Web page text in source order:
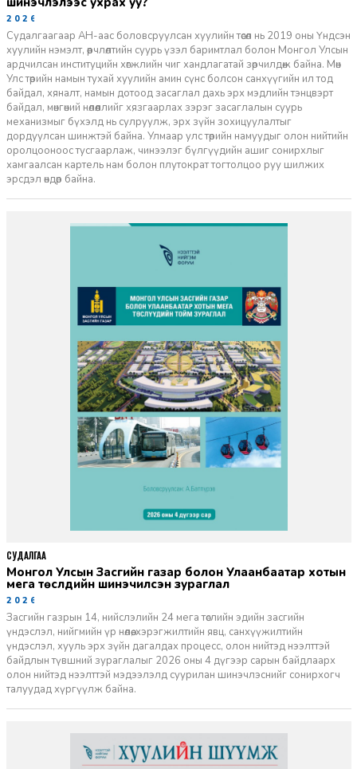
2026-07-08
Судалгаагаар АН-аас боловсруулсан хуулийн төсөл нь 2019 оны Үндсэн
хуулийн нэмэлт, өөрчлөлтийн суурь үзэл баримтлал болон Монгол Улсын
ардчилсан институцийн хөгжлийн чиг хандлагатай зөрчилдөж байна. Мөн
Улс төрийн намын тухай хуулийн амин сүнс болсон санхүүгийн ил тод
байдал, хяналт, намын дотоод засаглал дахь эрх мэдлийн тэнцвэрт
байдал, мөнгөний нөлөөллийг хязгаарлах зэрэг засаглалын суурь
механизмыг бүхэлд нь сулруулж, эрх зүйн зохицуулалтыг
дордуулсан шинжтэй байна. Улмаар улс төрийн намуудыг олон нийтийн
оролцооноос тусгаарлаж, чинээлэг бүлгүүдийн ашиг сонирхлыг
хамгаалсан картель нам болон плутократ тогтолцоо руу шилжих
эрсдэл өндөр байна.
Монгол Улсын Засгийн газар болон Улаанбаатар хотын
мега төслүүдийн шинэчилсэн зураглал
2026-06-29
Засгийн газрын 14, нийслэлийн 24 мега төслийн эдийн засгийн
үндэслэл, нийгмийн үр нөлөө, хэрэгжилтийн явц, санхүүжилтийн
үндэслэл, хууль эрх зүйн дагалдах процесс, олон нийтэд нээлттэй
байдлын түвшний зураглалыг 2026 оны 4 дүгээр сарын байдлаарх
олон нийтэд нээлттэй мэдээлэлд суурилан шинэчлэснийг сонирхогч
талуудад хүргүүлж байна.
СУДАЛГАА